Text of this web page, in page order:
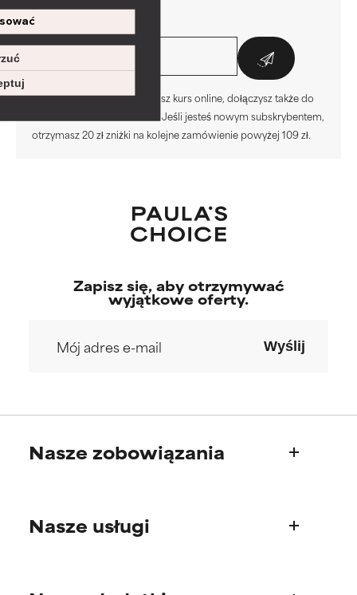
Adres e-mail*:
*Uwaga: Zapisując się na nasz kurs online, dołączysz także do
newslettera Paula’s Choice. Jeśli jesteś nowym subskrybentem,
otrzymasz 20 zł zniżki na kolejne zamówienie powyżej 109 zł.
Zapisz się, aby otrzymywać
wyjątkowe oferty.
Wyślij
Nasze zobowiązania
Nasza historia
Nasze usługi